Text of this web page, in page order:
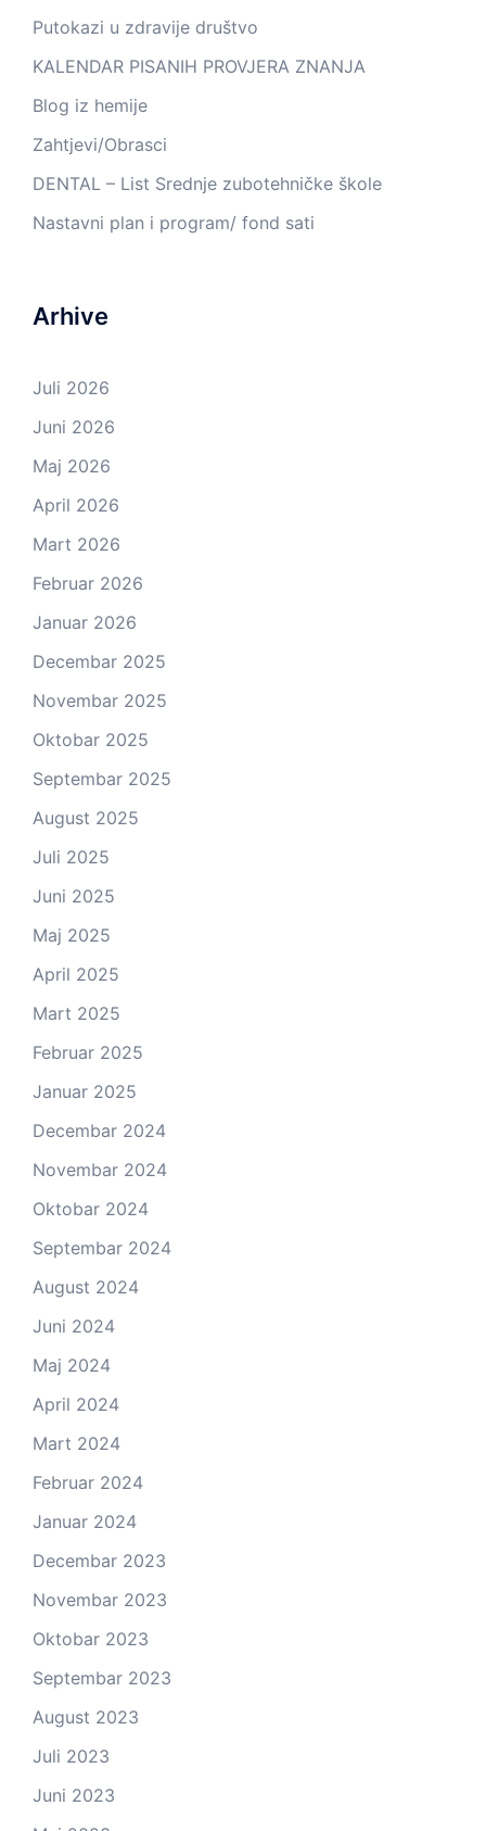
Putokazi u zdravije društvo
KALENDAR PISANIH PROVJERA ZNANJA
Blog iz hemije
Zahtjevi/Obrasci
DENTAL – List Srednje zubotehničke škole
Nastavni plan i program/ fond sati
Arhive
Juli 2026
Juni 2026
Maj 2026
April 2026
Mart 2026
Februar 2026
Januar 2026
Decembar 2025
Novembar 2025
Oktobar 2025
Septembar 2025
August 2025
Juli 2025
Juni 2025
Maj 2025
April 2025
Mart 2025
Februar 2025
Januar 2025
Decembar 2024
Novembar 2024
Oktobar 2024
Septembar 2024
August 2024
Juni 2024
Maj 2024
April 2024
Mart 2024
Februar 2024
Januar 2024
Decembar 2023
Novembar 2023
Oktobar 2023
Septembar 2023
August 2023
Juli 2023
Juni 2023